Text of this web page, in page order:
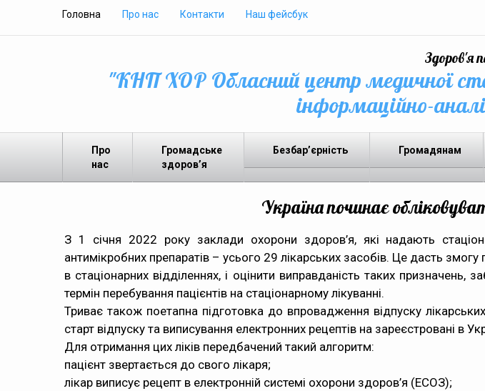
Головна Про нас Контакти Наш фейсбук
Здоров'я
"КНП ХОР Обласний центр медичної
інформаційно-
Про
нас
Громадське
здоров’я
Безбар’єрність Громадянам
Україна починає
З 1 січня 2022 рокузаклади охорони здоров’я, які надають
антимікробних препаратів – усього 29 лікарських засобів. Це дасть
в стаціонарних відділеннях, і оцінити виправданість таких
термін перебування пацієнтів на стаціонарному лікуванні.
Триває також поетапна підготовка до впровадження відпуску
старт відпуску та виписування електронних рецептів на зареєстровані в
Для отримання цих ліків передбачений такий алгоритм:
пацієнт звертається до свого лікаря;
лікар виписує рецепт в електронній системі охорони здоров’я (ЕСОЗ);